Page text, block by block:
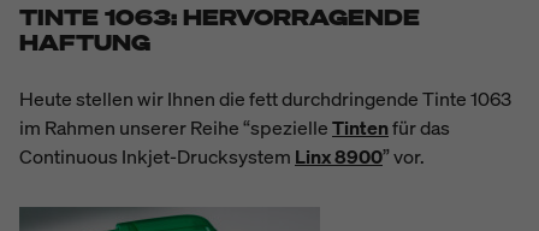
TINTE 1063: HERVORRAGENDE
HAFTUNG
Heute stellen wir Ihnen die fett durchdringende Tinte 1063
im Rahmen unserer Reihe “spezielleTintenfür das
Continuous Inkjet-Drucksystem Linx 8900” vor.